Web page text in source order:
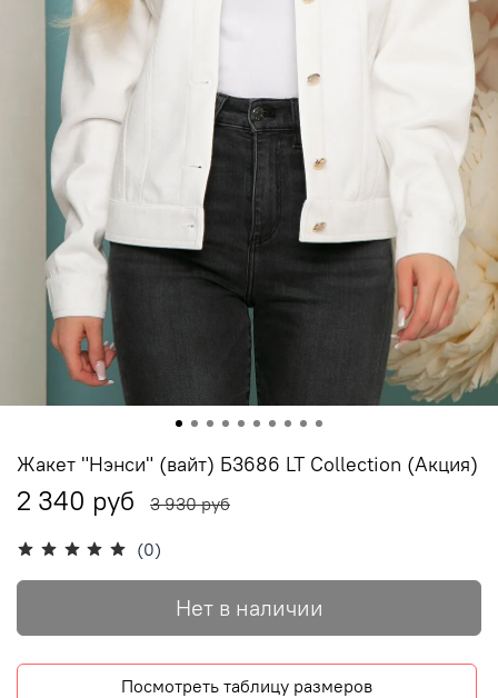
(0)
Жакет "Нэнси" (вайт) Б3686 LT Collection (Акция)
2 340 руб 3 930 руб
Нет в наличии
Посмотреть таблицу размеров